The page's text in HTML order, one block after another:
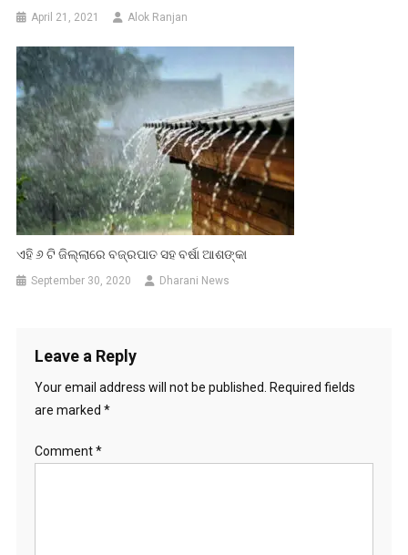
April 21, 2021 Alok Ranjan
ଏହି ୬ ଟି ଜିଲ୍ଲାରେ ବଜ୍ରପାତ ସହ ବର୍ଷା ଆଶଙ୍କା
September 30, 2020 Dharani News
Leave a Reply
Your email address will not be published. Required fields
are marked *
Comment*